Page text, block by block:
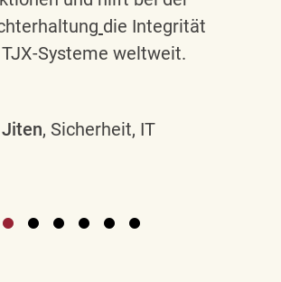
die Integrität
Systeme weltweit.
Jiten, Sicherheit, IT